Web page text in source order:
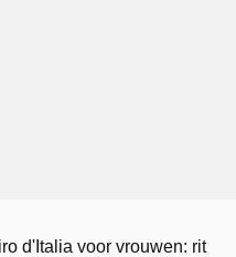
d'Italia voor vrouwen: rit